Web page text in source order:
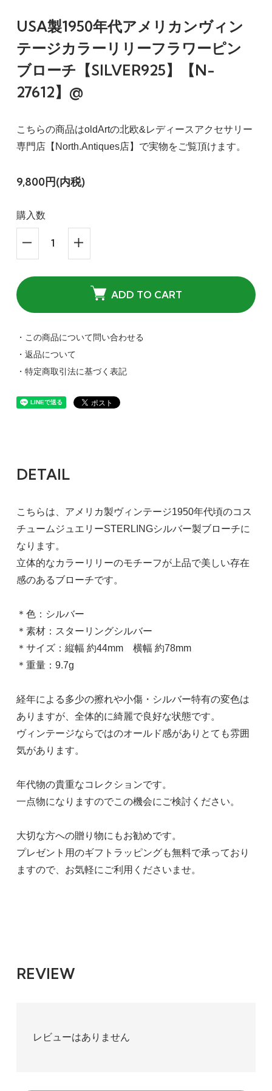
USA製1950年代アメリカンヴィン
テージカラーリリーフラワーピン
ブローチ【SILVER925】【N-
27612】@
こちらの商品はoldArtの北欧&レディースアクセサリー
専門店【North.Antiques店】で実物をご覧頂けます。
9,800円(内税)
購入数
ADD TO CART
・この商品について問い合わせる
・返品について
・特定商取引法に基づく表記
DETAIL
こちらは、アメリカ製ヴィンテージ1950年代頃のコス
チュームジュエリーSTERLINGシルバー製ブローチに
なります。
立体的なカラーリリーのモチーフが上品で美しい存在
感のあるブローチです。
＊色：シルバー
＊素材：スターリングシルバー
＊サイズ：縦幅 約44mm 横幅 約78mm
＊重量：9.7g
経年による多少の擦れや小傷・シルバー特有の変色は
ありますが、全体的に綺麗で良好な状態です。
ヴィンテージならではのオールド感がありとても雰囲
気があります。
年代物の貴重なコレクションです。
一点物になりますのでこの機会にご検討ください。
大切な方への贈り物にもお勧めです。
プレゼント用のギフトラッピングも無料で承っており
ますので、お気軽にご利用くださいませ。
REVIEW
レビューはありません